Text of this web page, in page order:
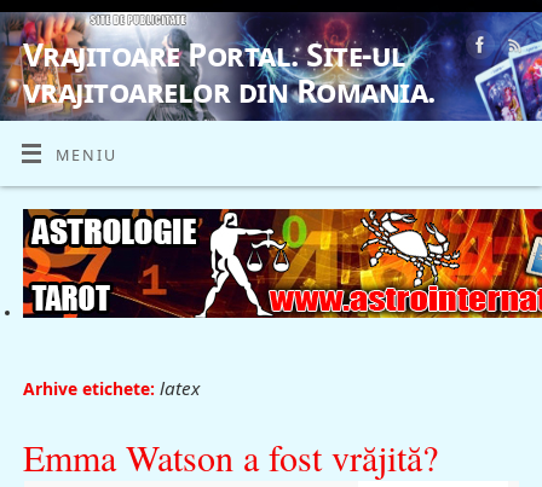
Vrajitoare Portal. Site-ul
vrajitoarelor din Romania.
VRAJITOARE, VRAJITOARELE, VRAJITOARE
MENIU
Arhive etichete: latex
Emma Watson a fost vrăjită?